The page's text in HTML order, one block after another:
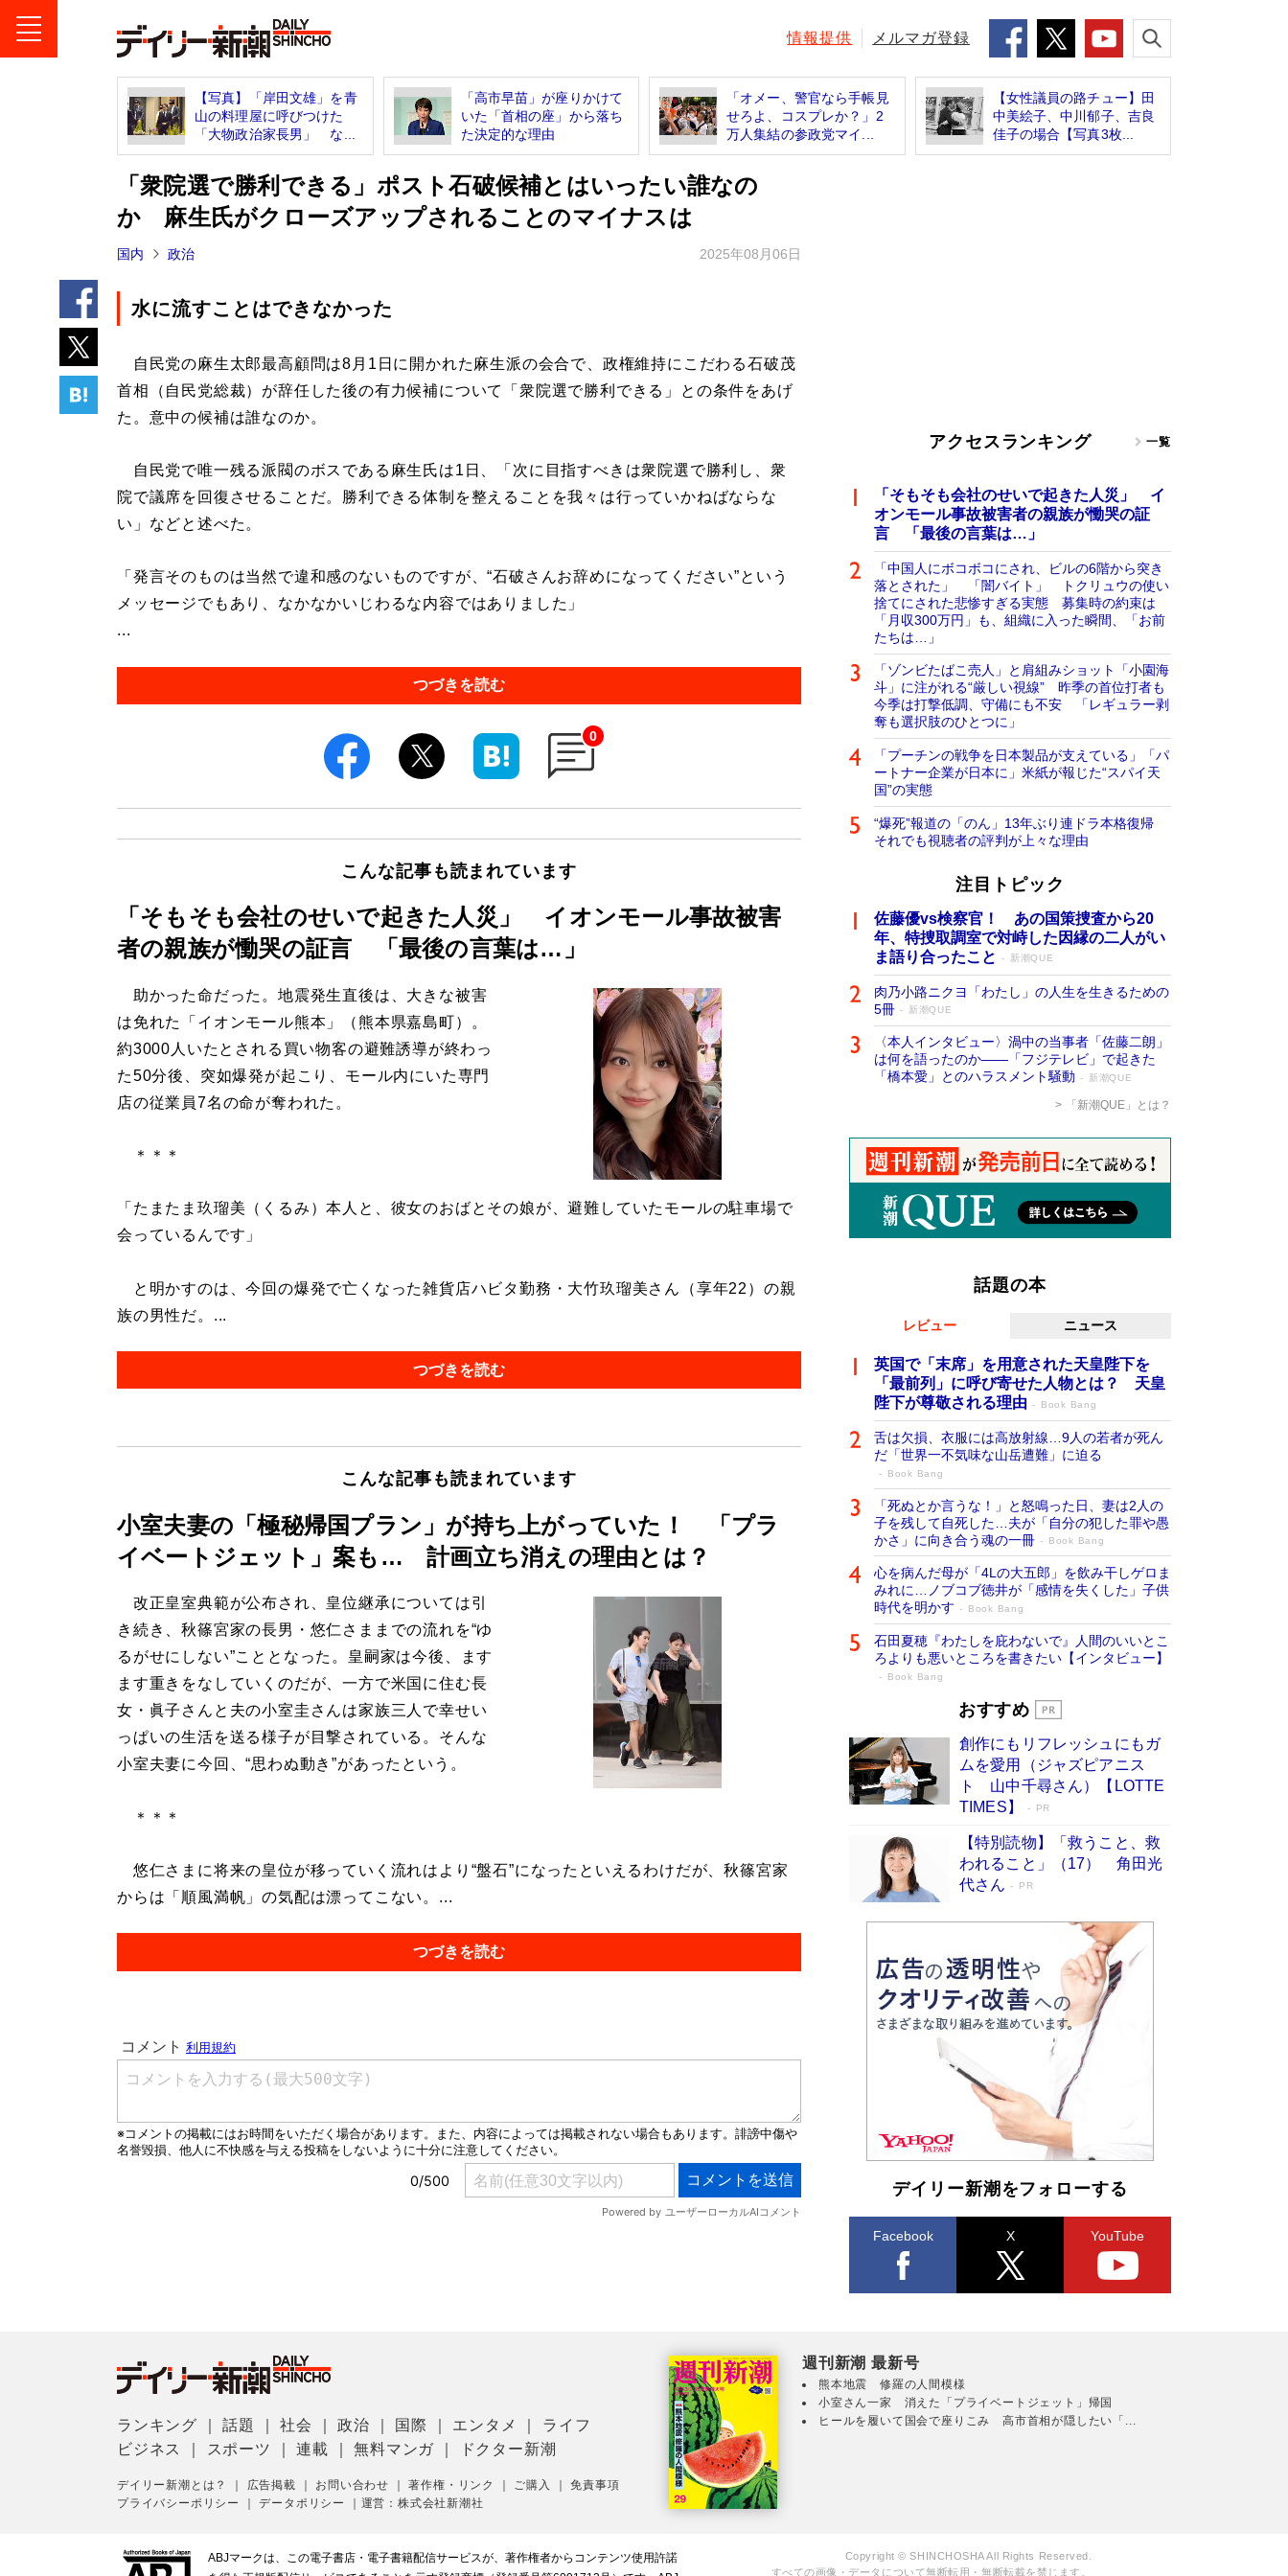
情報提供 メルマガ登録
【写真】「岸田文雄」を青
山の料理屋に呼びつけた
「大物政治家長男」 な...
「高市早苗」が座りかけて
いた「首相の座」から落ち
た決定的な理由
「オメー、警官なら手帳見
せろよ、コスプレか？」2
万人集結の参政党マイ...
【女性議員の路チュー】田
中美絵子、中川郁子、吉良
佳子の場合【写真3枚...
「衆院選で勝利できる」ポスト石破候補とはいったい誰なの
か 麻生氏がクローズアップされることのマイナスは
国内 政治 2025年08月06日
水に流すことはできなかった
自民党の麻生太郎最高顧問は8月1日に開かれた麻生派の会合で、政権維持にこだわる石破茂
首相（自民党総裁）が辞任した後の有力候補について「衆院選で勝利できる」との条件をあげ
た。意中の候補は誰なのか。
自民党で唯一残る派閥のボスである麻生氏は1日、「次に目指すべきは衆院選で勝利し、衆
院で議席を回復させることだ。勝利できる体制を整えることを我々は行っていかねばならな
い」などと述べた。
「発言そのものは当然で違和感のないものですが、“石破さんお辞めになってください”という
メッセージでもあり、なかなかいじわるな内容ではありました」
...
つづきを読む
0
こんな記事も読まれています
「そもそも会社のせいで起きた人災」 イオンモール事故被害
者の親族が慟哭の証言 「最後の言葉は…」
助かった命だった。地震発生直後は、大きな被害
は免れた「イオンモール熊本」（熊本県嘉島町）。
約3000人いたとされる買い物客の避難誘導が終わっ
た50分後、突如爆発が起こり、モール内にいた専門
店の従業員7名の命が奪われた。
＊＊＊
「たまたま玖瑠美（くるみ）本人と、彼女のおばとその娘が、避難していたモールの駐車場で
会っているんです」
と明かすのは、今回の爆発で亡くなった雑貨店ハビタ勤務・大竹玖瑠美さん（享年22）の親
族の男性だ。...
つづきを読む
こんな記事も読まれています
小室夫妻の「極秘帰国プラン」が持ち上がっていた！ 「プラ
イベートジェット」案も… 計画立ち消えの理由とは？
改正皇室典範が公布され、皇位継承については引
き続き、秋篠宮家の長男・悠仁さままでの流れを“ゆ
るがせにしない”こととなった。皇嗣家は今後、ます
ます重きをなしていくのだが、一方で米国に住む長
女・眞子さんと夫の小室圭さんは家族三人で幸せい
っぱいの生活を送る様子が目撃されている。そんな
小室夫妻に今回、“思わぬ動き”があったという。
＊＊＊
悠仁さまに将来の皇位が移っていく流れはより“盤石”になったといえるわけだが、秋篠宮家
からは「順風満帆」の気配は漂ってこない。...
つづきを読む
アクセスランキング 一覧
「そもそも会社のせいで起きた人災」 イ
オンモール事故被害者の親族が慟哭の証
言 「最後の言葉は…」
「中国人にボコボコにされ、ビルの6階から突き
落とされた」 「闇バイト」 トクリュウの使い
捨てにされた悲惨すぎる実態 募集時の約束は
「月収300万円」も、組織に入った瞬間、「お前
たちは…」
「ゾンビたばこ売人」と肩組みショット「小園海
斗」に注がれる“厳しい視線” 昨季の首位打者も
今季は打撃低調、守備にも不安 「レギュラー剥
奪も選択肢のひとつに」
「プーチンの戦争を日本製品が支えている」「パ
ートナー企業が日本に」米紙が報じた“スパイ天
国”の実態
“爆死”報道の「のん」13年ぶり連ドラ本格復帰
それでも視聴者の評判が上々な理由
注目トピック
佐藤優vs検察官！ あの国策捜査から20
年、特捜取調室で対峙した因縁の二人がい
ま語り合ったこと
新潮QUE
肉乃小路ニクヨ「わたし」の人生を生きるための
5冊
新潮QUE
〈本人インタビュー〉渦中の当事者「佐藤二朗」
は何を語ったのか――「フジテレビ」で起きた
「橋本愛」とのハラスメント騒動
新潮QUE
「新潮QUE」とは？
話題の本
レビュー ニュース
英国で「末席」を用意された天皇陛下を
「最前列」に呼び寄せた人物とは？ 天皇
陛下が尊敬される理由
Book Bang
舌は欠損、衣服には高放射線…9人の若者が死ん
だ「世界一不気味な山岳遭難」に迫る
Book Bang
「死ぬとか言うな！」と怒鳴った日、妻は2人の
子を残して自死した…夫が「自分の犯した罪や愚
かさ」に向き合う魂の一冊
Book Bang
心を病んだ母が「4Lの大五郎」を飲み干しゲロま
みれに…ノブコブ徳井が「感情を失くした」子供
時代を明かす
Book Bang
石田夏穂『わたしを庇わないで』人間のいいとこ
ろよりも悪いところを書きたい【インタビュー】
Book Bang
「叱って伸びるやつは、褒めたらもっと伸
た“人を育てるコツ”…芸への考え方を明か
す
Book Bang
「『火垂るの墓』は、大嘘である」原作者が抱き
続けた“自責の念”とは…「自己憐憫は描きたくな
い」監督が徹底的にこだわったこと（後編） #
戦争の記憶
Book Bang
美輪明宏 晩年の回答を集めた『ほほえんで生き
るための人生相談』がランクイン［エンターテイ
メントベストセラー］
Book Bang
「宇宙兄弟」最終46巻がベストセラー1位 宇宙
開発への関心を押し上げた18年の物語に幕 特装
版には「宇宙で描かれたマンガ」も収録
Book Bang
友近氏、絶賛！ 鎌倉を舞台に、孤独を抱えた
人々が新たな一歩を踏み出す連作短篇集『海のほ
とりのプラネット』試し読み
Book Bang
おすすめ
創作にもリフレッシュにもガ
ムを愛用（ジャズピアニス
ト 山中千尋さん）【LOTTE
TIMES】
PR
【特別読物】「救うこと、救
われること」（17） 角田光
代さん
PR
デイリー新潮をフォローする
Facebook X YouTube
ランキング ｜話題 ｜社会 ｜政治 国際 エンタメ
ライフ
ビジネス
スポーツ ｜連載 ｜無料マンガ ドクター新潮
デイリー新潮とは？ 広告掲載 お問い合わせ ｜著作権・リンク ご購入 ｜免責事項
プライバシーポリシー
｜データポリシー 運営：株式会社新潮社
週刊新潮 最新号
熊本地震 修羅の人間模様
小室さん一家 消えた「プライベートジェット」帰国
ヒールを履いて国会で座りこみ 高市首相が隠したい「...
ABJマークは、この電子書店・電子書籍配信サービスが、著作権者からコンテンツ使用許諾
Copyright © SHINCHOSHA All Rights Reserved.
すべての画像・データについて無断転用・無断転載を禁じます。